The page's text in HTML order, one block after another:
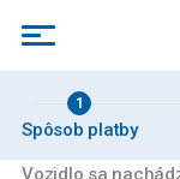
1
Spôsob platby
Vozidlo sa